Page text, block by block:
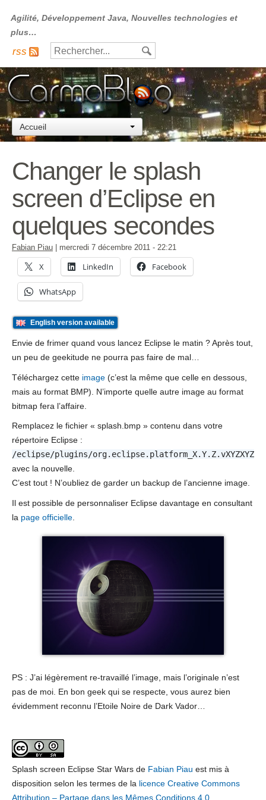
Agilité, Développement Java, Nouvelles technologies et
plus…
rss
Accueil
Changer le splash
screen d’Eclipse en
quelques secondes
Fabian Piau mercredi 7 décembre 2011 - 22:21
X LinkedIn Facebook
WhatsApp
English version available
Envie de frimer quand vous lancez Eclipse le matin ? Après tout,
un peu de geekitude ne pourra pas faire de mal…
Téléchargez cette image (c’est la même que celle en dessous,
mais au format BMP). N’importe quelle autre image au format
bitmap fera l’affaire.
Remplacez le fichier « splash.bmp » contenu dans votre
répertoire Eclipse :
/eclipse/plugins/
avec la nouvelle.
C’est tout ! N’oubliez de garder un backup de l’ancienne image.
Il est possible de personnaliser Eclipse davantage en consultant
la page officielle
PS : J’ai légèrement re-travaillé l’image, mais l’originale n’est
pas de moi. En bon geek qui se respecte, vous aurez bien
évidemment reconnu l’Etoile Noire de Dark Vador…
Splash screen Eclipse Star Wars de Fabian Piau est mis à
disposition selon les termes de la licence Creative Commons
Attribution – Partage dans les Mêmes Conditions 4.0